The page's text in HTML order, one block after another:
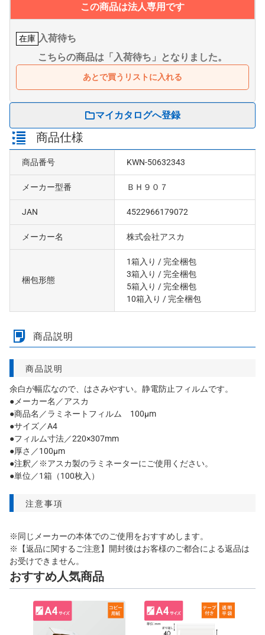
この商品は法人専用です
在庫 入荷待ち
こちらの商品は「入荷待ち」となりました。
あとで買うリストに入れる
マイカタログへ登録
商品仕様
商品番号 KWN-50632343
メーカー型番 ＢＨ９０７
JAN 4522966179072
メーカー名 株式会社アスカ
梱包形態
1箱入り / 完全梱包
3箱入り / 完全梱包
5箱入り / 完全梱包
10箱入り / 完全梱包
商品説明
商品説明
余白が幅広なので、はさみやすい。静電防止フィルムです。
●メーカー名／アスカ
●商品名／ラミネートフィルム 100μm
●サイズ／A4
●フィルム寸法／220×307mm
●厚さ／100μm
●注釈／※アスカ製のラミネーターにご使用ください。
●単位／1箱（100枚入）
注意事項
※同じメーカーの本体でのご使用をおすすめします。
※【返品に関するご注意】開封後はお客様のご都合による返品は
お受けできません。
おすすめ人気商品